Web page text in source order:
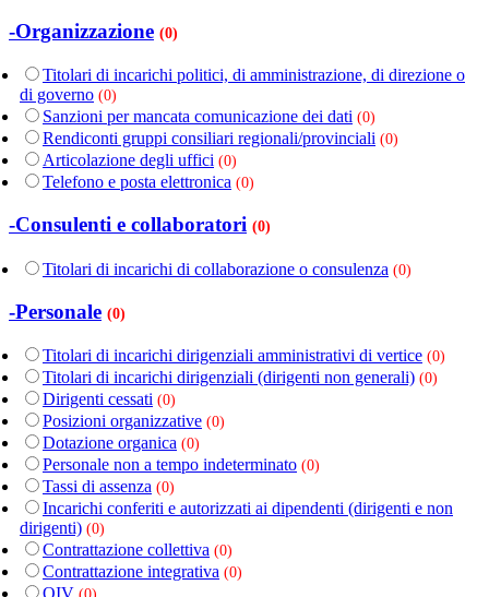
-Organizzazione (0)
Titolari di incarichi politici, di amministrazione, di direzione o
di governo (0)
Sanzioni per mancata comunicazione dei dati (0)
Rendiconti gruppi consiliari regionali/provinciali (0)
Articolazione degli uffici (0)
Telefono e posta elettronica (0)
-Consulenti e collaboratori (0)
Titolari di incarichi di collaborazione o consulenza (0)
-Personale (0)
Titolari di incarichi dirigenziali amministrativi di vertice (0)
Titolari di incarichi dirigenziali (dirigenti non generali) (0)
Dirigenti cessati (0)
Posizioni organizzative (0)
Dotazione organica (0)
Personale non a tempo indeterminato (0)
Tassi di assenza (0)
Incarichi conferiti e autorizzati ai dipendenti (dirigenti e non
dirigenti) (0)
Contrattazione collettiva (0)
Contrattazione integrativa (0)